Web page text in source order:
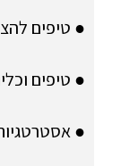
● טיפים
● טיפים
●